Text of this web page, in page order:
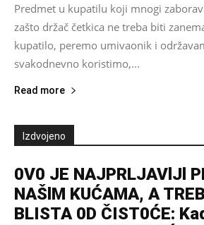
Predmet u kupatilu koji mnogi
zašto držač četkica ne treba biti
kupatilo, peremo umivaonik i
svakodnevno koristimo,...
Read more
Izdvojeno
0V0 JE NAJPRLJAVlJl
NAŠlM KUĆAMA, A
BLISTA 0D ČIST0ĆE: